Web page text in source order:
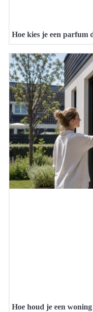
Hoe kies je een parfum
Hoe houd je een